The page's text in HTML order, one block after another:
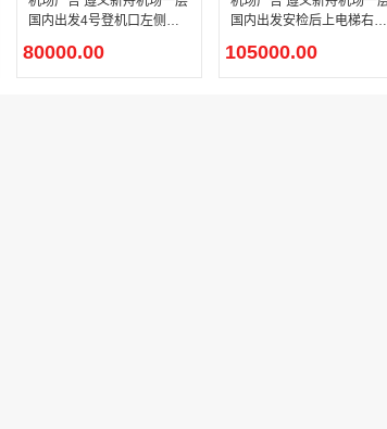
国内出发4号登机口左侧灯
80000.00
国内出发安检后上电梯右侧
105000.00